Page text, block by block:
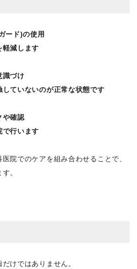
ード)の使用
減します
識づけ
ていないのが正常な状態です
や確認
行います
院でのケアを組み合わせることで、
。
けではありません。